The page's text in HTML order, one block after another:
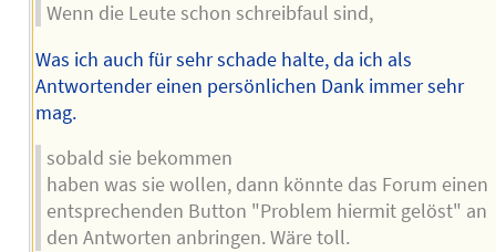
Wenn die Leute schon schreibfaul sind,
Was ich auch für sehr schade halte, da ich als
Antwortender einen persönlichen Dank immer sehr
mag.
sobald sie bekommen
haben was sie wollen, dann könnte das Forum einen
entsprechenden Button "Problem hiermit gelöst" an
den Antworten anbringen. Wäre toll.